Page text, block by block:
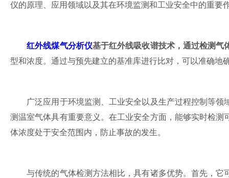
仪的原理、应用领域以及其在环境监测和工业安全中的重要
红外线煤气分析仪基于红外线吸收谱技术，通过检测气
型和浓度。通过与预先建立的基准库进行比对，可以准确地
广泛应用于环境监测、工业安全以及生产过程控制等领
测温室气体具有重要意义。在工业安全方面，能够实时检
体浓度处于安全范围内，防止事故的发生。
与传统的气体检测方法相比，具有诸多优势。首先，它